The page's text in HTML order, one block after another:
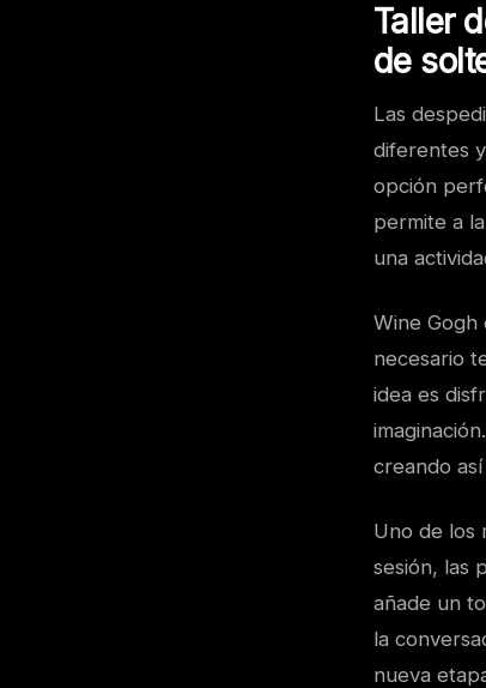
Taller
de
Las
diferentes
opción
permite a
una
Wine Gogh
necesario
idea es
creando
Uno de los
sesión, las
añade un
la
nueva